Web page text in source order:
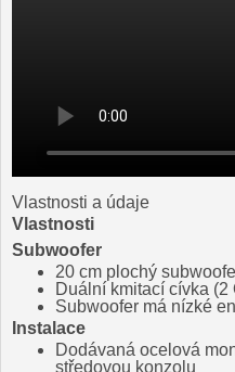
Vlastnosti a údaje
Vlastnosti
Subwoofer
20 cm plochý
Duální kmitací cívka (2
Subwoofer má nízké
Instalace
Dodávaná ocelová
středovou konzolu